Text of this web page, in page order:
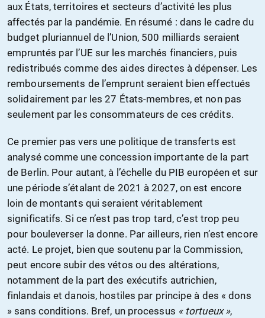
aux États, territoires et secteurs d’activité les plus
affectés par la pandémie. En résumé : dans le cadre du
budget pluriannuel de l’Union, 500 milliards seraient
empruntés par l’UE sur les marchés financiers, puis
redistribués comme des aides directes à dépenser. Les
remboursements de l’emprunt seraient bien effectués
solidairement par les 27 États-membres, et non pas
seulement par les consommateurs de ces crédits.
Ce premier pas vers une politique de transferts est
analysé comme une concession importante de la part
de Berlin. Pour autant, à l’échelle du PIB européen et sur
une période s’étalant de 2021 à 2027, on est encore
loin de montants qui seraient véritablement
significatifs. Si ce n’est pas trop tard, c’est trop peu
pour bouleverser la donne. Par ailleurs, rien n’est encore
acté. Le projet, bien que soutenu par la Commission,
peut encore subir des vétos ou des altérations,
notamment de la part des exécutifs autrichien,
finlandais et danois, hostiles par principe à des « dons
» sans conditions. Bref, un processus « tortueux »,